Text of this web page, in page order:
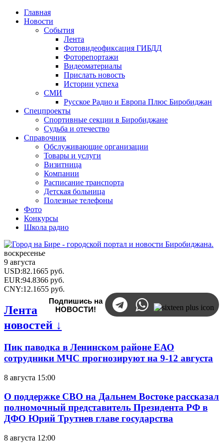
Главная
Новости
События
Лента
Фотовидеофиксация ГИБДД
Фоторепортажи
Видеоматериалы
Прислать новость
Истории успеха
СМИ
Русское Радио и Европа Плюс Биробиджан
Спецпроекты
Спортивные секции в Биробиджане
Судьба и отечество
Справочник
Обслуживающие организации
Товары и услуги
Визитница
Компании
Расписание транспорта
Детская больница
Полезные телефоны
Фото
Конкурсы
Школа радио
воскресенье
9 августа
USD:82.1665 руб.
EUR:94.8366 руб.
CNY:12.1655 руб.
Подпишись на
НОВОСТИ!
Лента
новостей ↓
Пик паводка в Ленинском районе ЕАО
сотрудники МЧС прогнозируют на 9-12 августа
8 августа 15:00
О поддержке СВО на Дальнем Востоке рассказал
полномочный представитель Президента РФ в
ДФО Юрий Трутнев главе государства
8 августа 12:00